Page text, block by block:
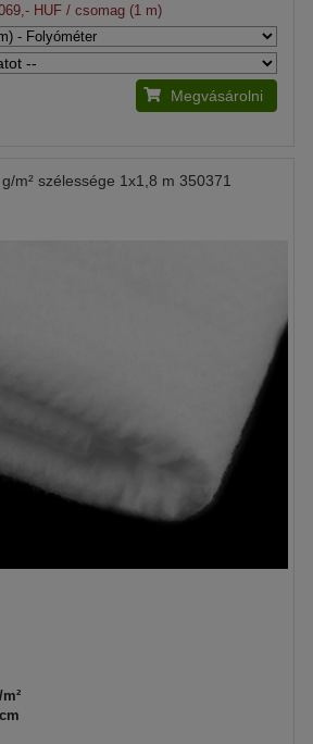
HUF/ csomag (1 m)
Megvásárolni
m² szélessége 1x1,8 m 350371